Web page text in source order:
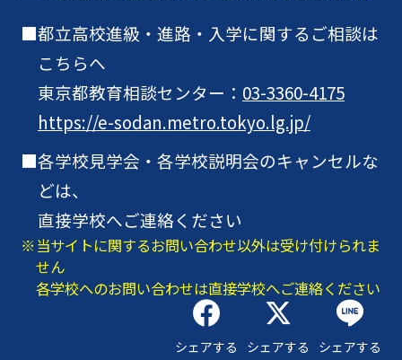
都立高校進級・進路・入学に関するご相談は
こちらへ
東京都教育相談センター： 03-3360-4175
https://e-sodan.metro.tokyo.lg.jp/
各学校見学会・各学校説明会のキャンセルな
どは、
直接学校へご連絡ください
当サイトに関するお問い合わせ以外は受け付けられま
せん
各学校へのお問い合わせは直接学校へご連絡ください
シェアする シェアする シェアする